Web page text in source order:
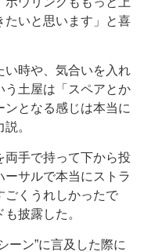
たいと思います」と喜
時や、気合いを入れ
う土屋は「スペアとか
ンとなる感じは本当に
。
手で持って下から投
サルで本当にストラ
ごくうれしかったで
披露した。
ーン”に言及した際に